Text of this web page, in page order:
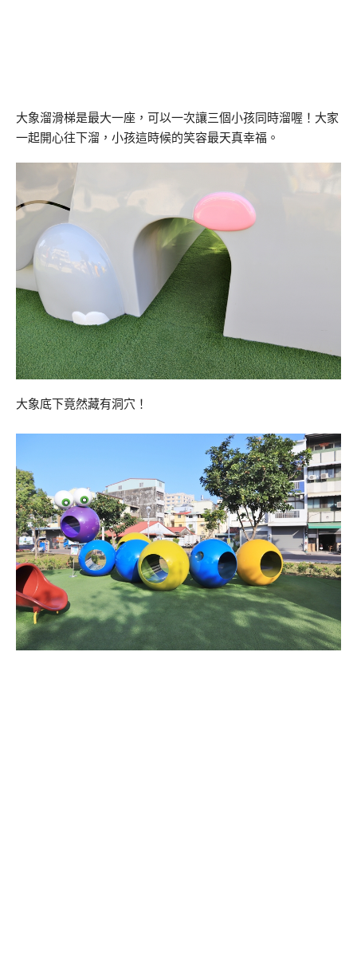
大象溜滑梯是最大一座，可以一次讓三個小孩同時溜喔！大家
一起開心往下溜，小孩這時候的笑容最天真幸福。
大象底下竟然藏有洞穴！